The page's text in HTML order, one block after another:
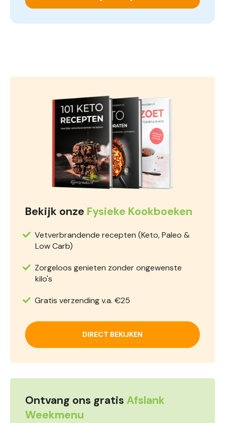
Bekijk onze Fysieke Kookboeken
Vetverbrandende recepten (Keto, Paleo &
Low Carb)
Zorgeloos genieten zonder ongewenste
kilo's
Gratis verzending v.a. €25
DIRECT BEKIJKEN
Ontvang ons gratis Afslank
Weekmenu